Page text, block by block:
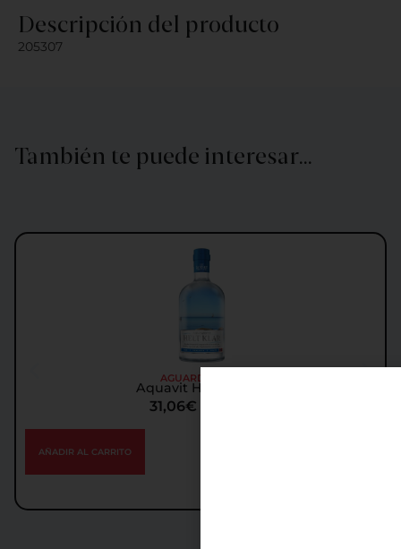
Descripción del producto
205307
También te puede interesar…
AGUARDIENTES
Aquavit Helt Klar 1L
31,06€
AÑADIR AL CARRITO